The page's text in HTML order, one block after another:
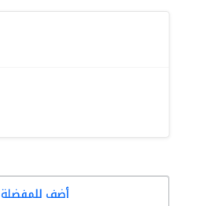
أضف للمفضلة